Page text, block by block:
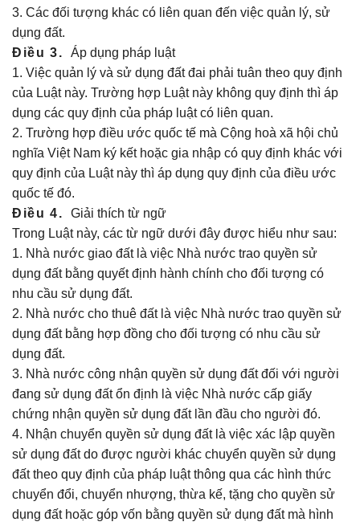
3. Các đối tượng khác có liên quan đến việc quản lý, sử
dụng đất.
Điều 3.
Áp dụng pháp luật
1. Việc quản lý và sử dụng đất đai phải tuân theo quy định
của Luật này. Trường hợp Luật này không quy định thì áp
dụng các quy định của pháp luật có liên quan.
2. Trường hợp điều ước quốc tế mà Cộng hoà xã hội chủ
nghĩa Việt Nam ký kết hoặc gia nhập có quy định khác với
quy định của Luật này thì áp dụng quy định của điều ước
quốc tế đó.
Điều 4.
Giải thích từ ngữ
Trong Luật này, các từ ngữ dưới đây được hiểu như sau:
1. Nhà nước giao đất là việc Nhà nước trao quyền sử
dụng đất bằng quyết định hành chính cho đối tượng có
nhu cầu sử dụng đất.
2. Nhà nước cho thuê đất là việc Nhà nước trao quyền sử
dụng đất bằng hợp đồng cho đối tượng có nhu cầu sử
dụng đất.
3. Nhà nước công nhận quyền sử dụng đất đối với người
đang sử dụng đất ổn định là việc Nhà nước cấp giấy
chứng nhận quyền sử dụng đất lần đầu cho người đó.
4. Nhận chuyển quyền sử dụng đất là việc xác lập quyền
sử dụng đất do được người khác chuyển quyền sử dụng
đất theo quy định của pháp luật thông qua các hình thức
chuyển đổi, chuyển nhượng, thừa kế, tặng cho quyền sử
dụng đất hoặc góp vốn bằng quyền sử dụng đất mà hình